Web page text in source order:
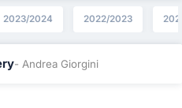
2023/2024 2022/2023
- Andrea Giorgini